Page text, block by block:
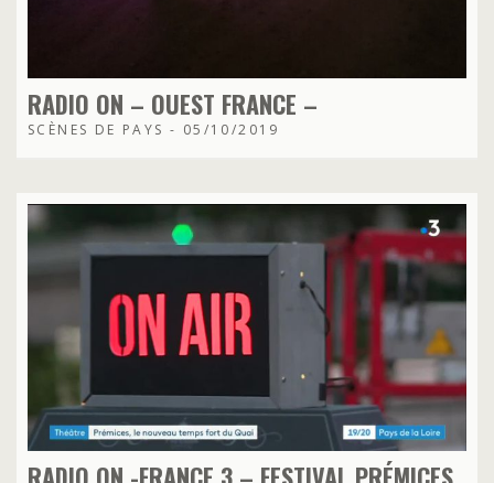
RADIO ON – OUEST FRANCE –
SCÈNES DE PAYS - 05/10/2019